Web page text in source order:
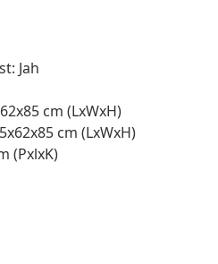
Jah
cm (LxWxH)
cm (LxWxH)
(PxlxK)